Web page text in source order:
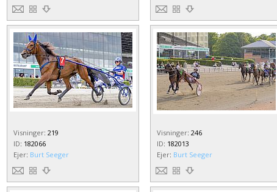
Visninger: 219
ID: 182066
Ejer: Burt Seeger
Visninger: 246
ID: 182013
Ejer: Burt Seeger